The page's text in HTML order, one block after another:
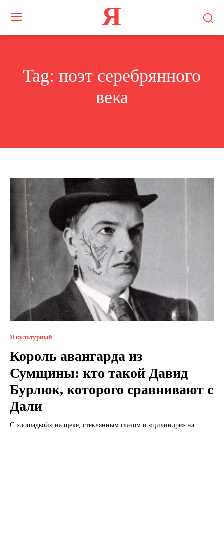
Я
Tag: поэт серебрянного
века
Я культурный
Король авангарда из
Сумщины: кто такой Давид
Бурлюк, которого сравнивают с
Дали
С «лошадкой» на щеке, стеклянным глазом и «цилиндре» на...